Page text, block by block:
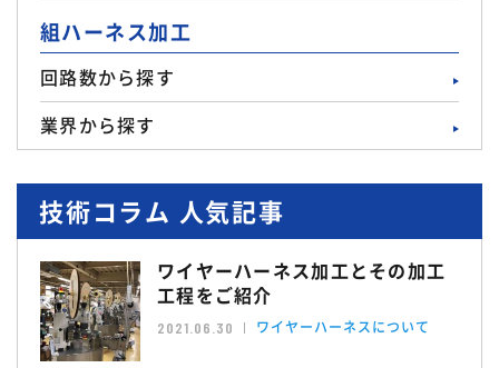
組ハーネス加工
回路数から探す
業界から探す
技術コラム 人気記事
ワイヤーハーネス加工とその加工
工程をご紹介
2021.06.30 ワイヤーハーネスについて